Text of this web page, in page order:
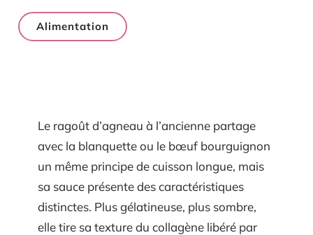
Alimentation
Le ragoût d’agneau à l’ancienne partage
avec la blanquette ou le bœuf bourguignon
un même principe de cuisson longue, mais
sa sauce présente des caractéristiques
distinctes. Plus gélatineuse, plus sombre,
elle tire sa texture du collagène libéré par